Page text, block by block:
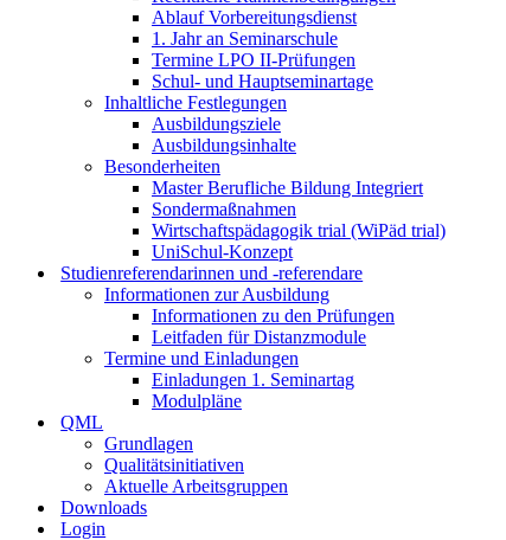
Ablauf Vorbereitungsdienst
1. Jahr an Seminarschule
Termine LPO II-Prüfungen
Schul- und Hauptseminartage
Inhaltliche Festlegungen
Ausbildungsziele
Ausbildungsinhalte
Besonderheiten
Master Berufliche Bildung Integriert
Sondermaßnahmen
Wirtschaftspädagogik trial (WiPäd trial)
UniSchul-Konzept
Studienreferendarinnen und -referendare
Informationen zur Ausbildung
Informationen zu den Prüfungen
Leitfaden für Distanzmodule
Termine und Einladungen
Einladungen 1. Seminartag
Modulpläne
QML
Grundlagen
Qualitätsinitiativen
Aktuelle Arbeitsgruppen
Downloads
Login